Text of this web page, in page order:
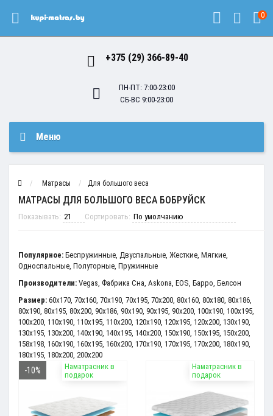
0
+375 (29) 366-89-40
ПН-ПТ: 7:00-23:00
СБ-ВС 9:00-23:00
Меню
Матрасы Для большого веса
МАТРАСЫ ДЛЯ БОЛЬШОГО ВЕСА БОБРУЙСК
Показывать: Сортировать:
Популярное: Беспружинные, Двуспальные, Жесткие, Мягкие,
Односпальные, Полуторные, Пружинные
Производители: Vegas, Фабрика Сна, Askona, EOS, Барро, Белсон
Размер: 60x170, 70x160, 70x190, 70x195, 70x200, 80x160, 80x180, 80x186,
80x190, 80x195, 80x200, 90x186, 90x190, 90x195, 90x200, 100x190, 100x195,
100x200, 110x190, 110x195, 110x200, 120x190, 120x195, 120x200, 130x190,
130x195, 130x200, 140x190, 140x195, 140x200, 150x190, 150x195, 150x200,
158x198, 160x190, 160x195, 160x200, 170x190, 170x195, 170x200, 180x190,
180x195, 180x200, 200x200
Наматрасник в
подарок
-10%
Наматрасник в
подарок